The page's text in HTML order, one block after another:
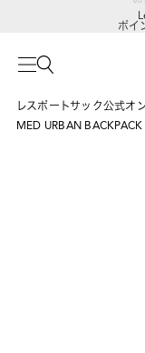
ポイ
レスポートサック公式オ
MED URBAN BACKPACK